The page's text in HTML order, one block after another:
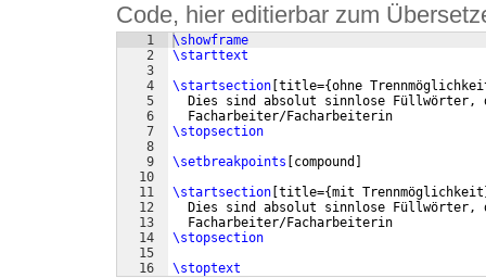
Code, hier editierbar zum
1
2
3
4
5
6
7
8
9
10
11
12
13
14
15
16
\showframe
\starttext
\startsection title={ohne
Dies sind absolut sinnlose Füllwörter,
  Facharbeiter/Facharbeiterin
\stopsection
\setbreakpoints
compound
\startsection title={mit Trennmöglichkeit
Dies sind absolut sinnlose Füllwörter,
  Facharbeiter/Facharbeiterin
\stopsection
\stoptext